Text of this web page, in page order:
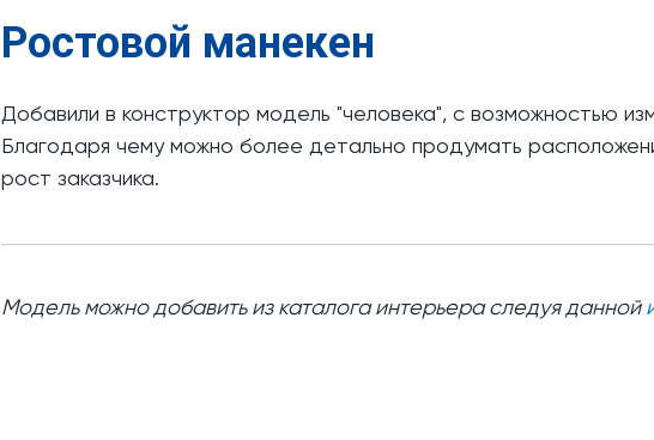
Ростовой манекен
Добавили в конструктор модель "человека", с возможностью
Благодаря чему можно более детально продумать
рост заказчика.
Модель можно добавить из каталога интерьера следуя данной